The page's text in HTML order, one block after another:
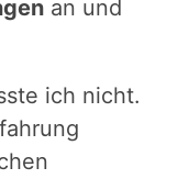
an und
ich nicht.